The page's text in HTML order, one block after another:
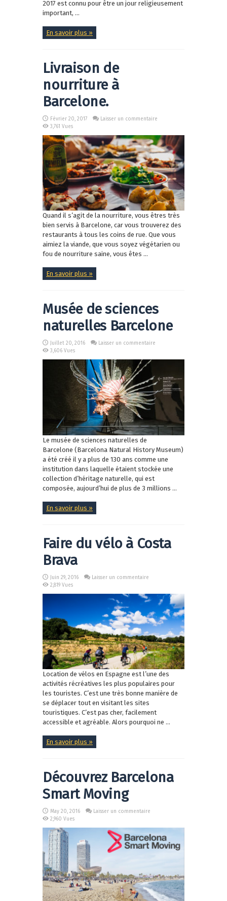
2017 est connu pour être un jour religieusement
important, ...
En savoir plus »
Livraison de
nourriture à
Barcelone.
Février 20, 2017
Laisser un commentaire
3,761 Vues
Quand il s’agit de la nourriture, vous êtres très
bien servis à Barcelone, car vous trouverez des
restaurants à tous les coins de rue. Que vous
aimiez la viande, que vous soyez végétarien ou
fou de nourriture saine, vous êtes ...
En savoir plus »
Musée de sciences
naturelles Barcelone
Juillet 20, 2016
Laisser un commentaire
3,606 Vues
Le musée de sciences naturelles de
Barcelone (Barcelona Natural History Museum)
a été créé il y a plus de 130 ans comme une
institution dans laquelle étaient stockée une
collection d’héritage naturelle, qui est
composée, aujourd’hui de plus de 3 millions ...
En savoir plus »
Faire du vélo à Costa
Brava
Juin 29, 2016
Laisser un commentaire
2,819 Vues
Location de vélos en Espagne est l’une des
activités récréatives les plus populaires pour
les touristes. C’est une très bonne manière de
se déplacer tout en visitant les sites
touristiques. C’est pas cher, facilement
accessible et agréable. Alors pourquoi ne ...
En savoir plus »
Découvrez Barcelona
Smart Moving
May 20, 2016
Laisser un commentaire
2,960 Vues